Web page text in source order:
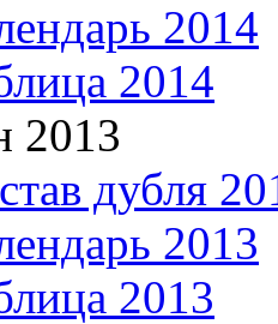
2014
2014
2013
дубля
2013
2013